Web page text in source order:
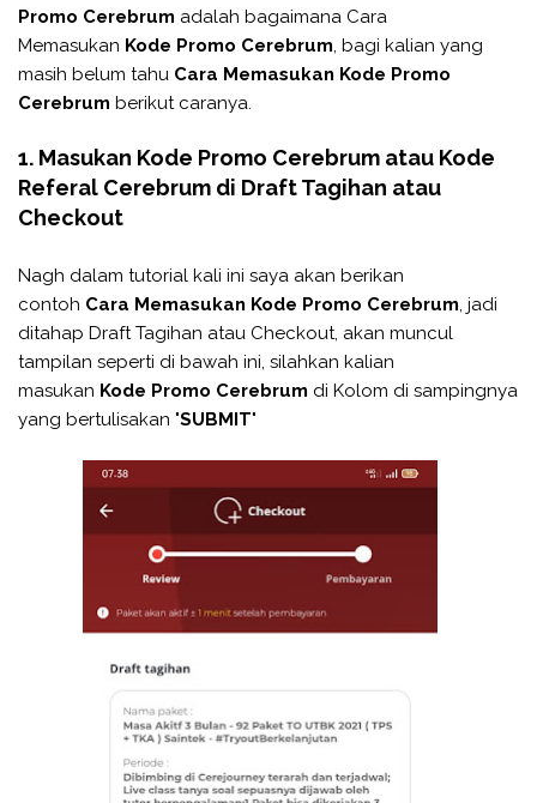
Promo Cerebrum adalah bagaimana Cara
Memasukan Kode Promo Cerebrum, bagi kalian yang
masih belum tahu Cara Memasukan Kode Promo
Cerebrum berikut caranya.
1. Masukan Kode Promo Cerebrum atau Kode
Referal Cerebrum di Draft Tagihan atau
Checkout
Nagh dalam tutorial kali ini saya akan berikan
contoh Cara Memasukan Kode Promo Cerebrum, jadi
ditahap Draft Tagihan atau Checkout, akan muncul
tampilan seperti di bawah ini, silahkan kalian
masukan Kode Promo Cerebrum di Kolom di sampingnya
yang bertulisakan "SUBMIT"